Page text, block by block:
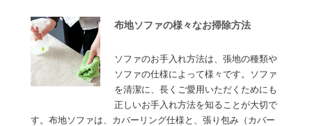
布地ソファの様々なお掃除方法
ソファのお手入れ方法は、張地の種類や
ソファの仕様によって様々です。ソファ
を清潔に、長くご愛用いただくためにも
正しいお手入れ方法を知ることが大切で
す。布地ソファは、カバーリング仕様と、張り包み（カバー